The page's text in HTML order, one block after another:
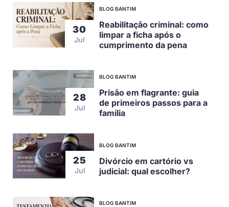
30
Jul
BLOG BANTIM
Reabilitação criminal: como
limpar a ficha após o
cumprimento da pena
28
Jul
BLOG BANTIM
Prisão em flagrante: guia
de primeiros passos para a
família
25
Jul
BLOG BANTIM
Divórcio em cartório vs
judicial: qual escolher?
BLOG BANTIM